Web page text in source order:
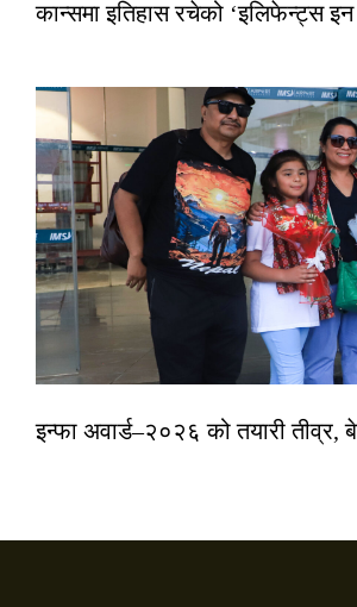
कान्समा इतिहास रचेको ‘इलिफेन्ट्स
इन्फा अवार्ड–२०२६ को तयारी